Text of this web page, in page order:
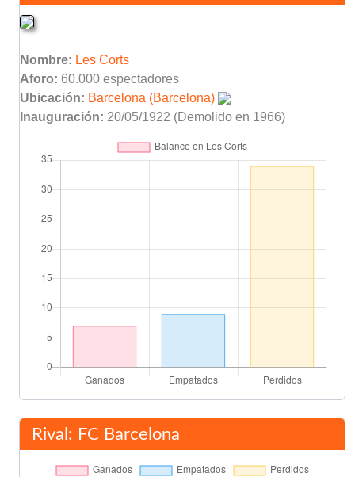
Nombre: Les Corts
Aforo: 60.000 espectadores
Ubicación: Barcelona (Barcelona)
Inauguración: 20/05/1922 (Demolido en 1966)
Rival: FC Barcelona